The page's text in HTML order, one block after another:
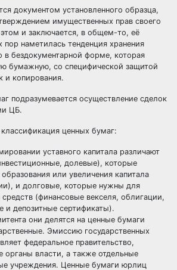
документом установленного образца,
имущественных прав своего
и заключается, в общем-то, её
пор наметилась тенденция хранения
в бездокументарной форме, которая
бумажную, со специфической защитой
и копирования.
подразумевается осуществление сделок
ЦБ.
ценных бумаг:
уставного капитала различают
долевые), которые
или увеличения капитала
и долговые, которые нужны для
средств (финансовые векселя, облигации,
и депозитные сертификаты).
они делятся на ценные бумаги
Эмиссию государственных
федеральное правительство,
органы власти, а также отдельные
учреждения. Ценные бумаги юрлиц